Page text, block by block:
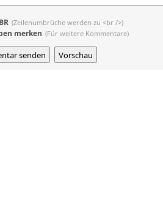
(Zeilenumbrüche werden zu <br />)
merken (Für weitere Kommentare)